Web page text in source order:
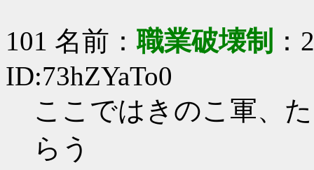
101 名前：職業破壊制
ID:73hZYaTo0
ここではきのこ軍、
らう